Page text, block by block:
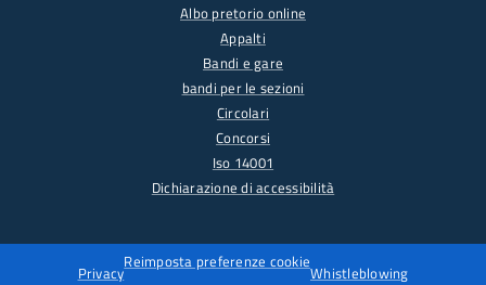
Albo pretorio online
Appalti
Bandi e gare
bandi per le sezioni
Circolari
Concorsi
Iso 14001
Dichiarazione di accessibilità
Privacy
Reimposta preferenze cookie
Whistleblowing